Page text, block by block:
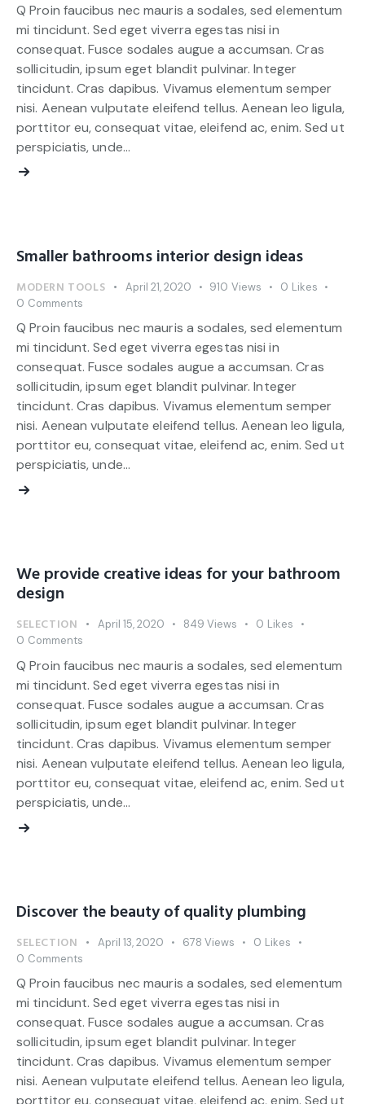
Q Proin faucibus nec mauris a sodales, sed elementum
mi tincidunt. Sed eget viverra egestas nisi in
consequat. Fusce sodales augue a accumsan. Cras
sollicitudin, ipsum eget blandit pulvinar. Integer
tincidunt. Cras dapibus. Vivamus elementum semper
nisi. Aenean vulputate eleifend tellus. Aenean leo ligula,
porttitor eu, consequat vitae, eleifend ac, enim. Sed ut
perspiciatis, unde…
Smaller bathrooms interior design ideas
MODERN TOOLS April 21, 2020 910 Views 0 Likes
0 Comments
Q Proin faucibus nec mauris a sodales, sed elementum
mi tincidunt. Sed eget viverra egestas nisi in
consequat. Fusce sodales augue a accumsan. Cras
sollicitudin, ipsum eget blandit pulvinar. Integer
tincidunt. Cras dapibus. Vivamus elementum semper
nisi. Aenean vulputate eleifend tellus. Aenean leo ligula,
porttitor eu, consequat vitae, eleifend ac, enim. Sed ut
perspiciatis, unde…
We provide creative ideas for your bathroom
design
SELECTION April 15, 2020 849 Views 0 Likes
0 Comments
Q Proin faucibus nec mauris a sodales, sed elementum
mi tincidunt. Sed eget viverra egestas nisi in
consequat. Fusce sodales augue a accumsan. Cras
sollicitudin, ipsum eget blandit pulvinar. Integer
tincidunt. Cras dapibus. Vivamus elementum semper
nisi. Aenean vulputate eleifend tellus. Aenean leo ligula,
porttitor eu, consequat vitae, eleifend ac, enim. Sed ut
perspiciatis, unde…
Discover the beauty of quality plumbing
SELECTION April 13, 2020 678 Views 0 Likes
0 Comments
Q Proin faucibus nec mauris a sodales, sed elementum
mi tincidunt. Sed eget viverra egestas nisi in
consequat. Fusce sodales augue a accumsan. Cras
sollicitudin, ipsum eget blandit pulvinar. Integer
tincidunt. Cras dapibus. Vivamus elementum semper
nisi. Aenean vulputate eleifend tellus. Aenean leo ligula,